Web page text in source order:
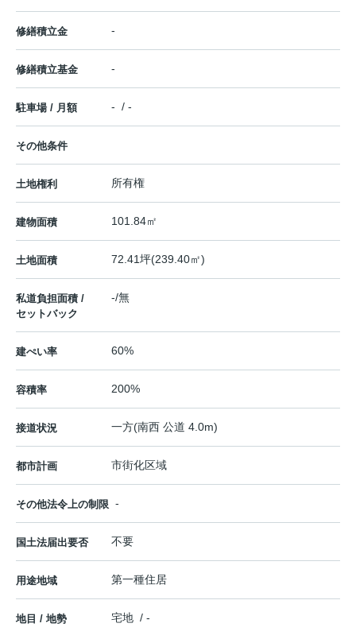
修繕積立金 -
修繕積立基金 -
駐車場 / 月額 - / -
その他条件
土地権利 所有権
建物面積 101.84㎡
土地面積 72.41坪(239.40㎡)
私道負担面積 /
セットバック
-/無
建ぺい率 60%
容積率 200%
接道状況 一方(南西 公道 4.0m)
都市計画 市街化区域
その他法令上の制限 -
国土法届出要否 不要
用途地域 第一種住居
地目 / 地勢 宅地 / -